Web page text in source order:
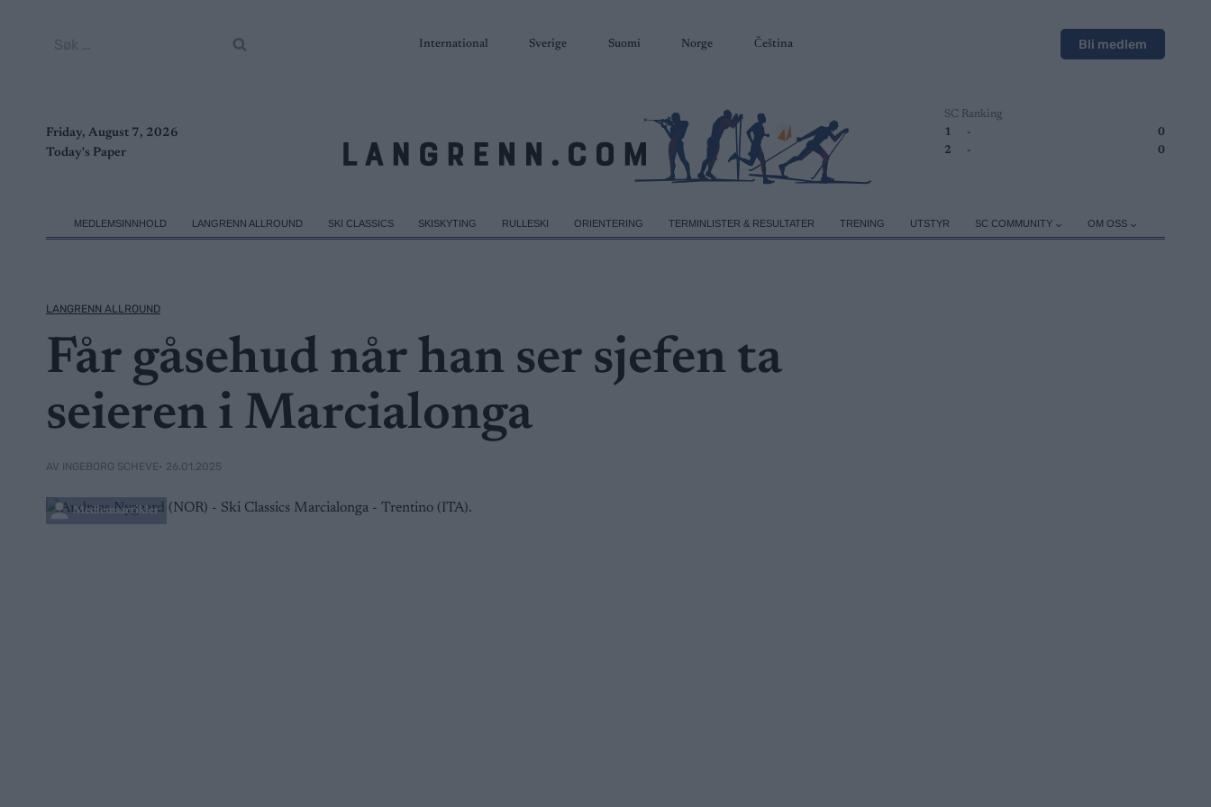
International Sverige Suomi Norge Čeština Bli medlem
Friday, August 7, 2026
Today's Paper
SC Ranking
1
-
0
2
- 0
MEDLEMSINNHOLD LANGRENN ALLROUND SKI CLASSICS SKISKYTING RULLESKI ORIENTERING TERMINLISTER & RESULTATER TRENING UTSTYR SC COMMUNITY OM OSS
LANGRENN ALLROUND
Får gåsehud når han ser sjefen ta
seieren i Marcialonga
AV INGEBORG SCHEVE• 26.01.2025
Medlemsartikler